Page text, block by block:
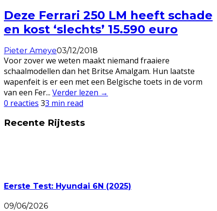
Deze Ferrari 250 LM heeft schade
en kost ‘slechts’ 15.590 euro
Pieter Ameye03/12/2018
Voor zover we weten maakt niemand fraaiere
schaalmodellen dan het Britse Amalgam. Hun laatste
wapenfeit is er een met een Belgische toets in de vorm
van een Fer... Verder lezen →
0 reacties 33 min read
Recente Rijtests
Eerste Test: Hyundai 6N (2025)
09/06/2026